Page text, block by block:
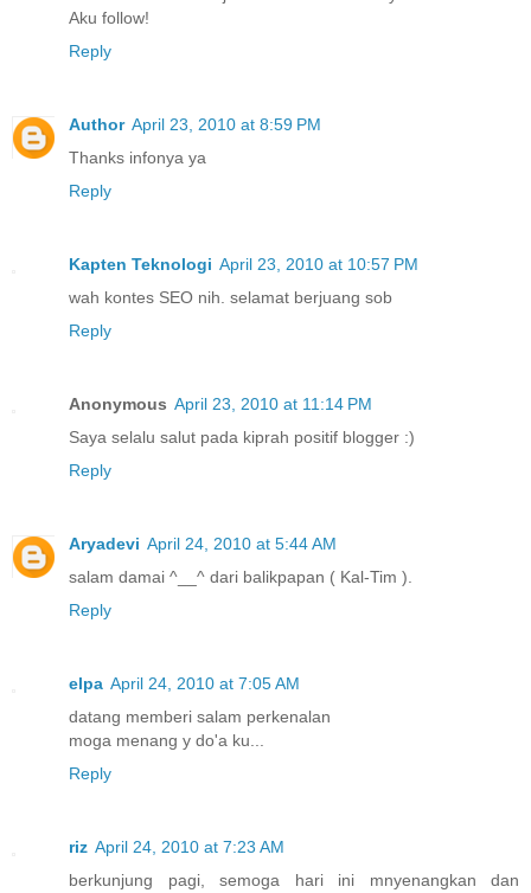
Aku follow!
Reply
Author April 23, 2010 at 8:59 PM
Thanks infonya ya
Reply
Kapten Teknologi April 23, 2010 at 10:57 PM
wah kontes SEO nih. selamat berjuang sob
Reply
Anonymous April 23, 2010 at 11:14 PM
Saya selalu salut pada kiprah positif blogger :)
Reply
Aryadevi April 24, 2010 at 5:44 AM
salam damai ^__^ dari balikpapan ( Kal-Tim ).
Reply
elpa April 24, 2010 at 7:05 AM
datang memberi salam perkenalan
moga menang y do'a ku...
Reply
riz April 24, 2010 at 7:23 AM
berkunjung pagi, semoga hari ini mnyenangkan dan